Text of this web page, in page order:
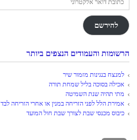
אלקטרוני
להירשם
הרשומות והעמודים הנצפים ביותר
למנצח בנגינות מזמור שיר
אכילה בסוכה בליל שמחת תורה
מתי תהיה שנת השמיטה
אמירת הלל לפני הזריחה במנין או אחרי הזריחה לבד
כיבוס מכנסי שבת לצורך שבת חול המועד